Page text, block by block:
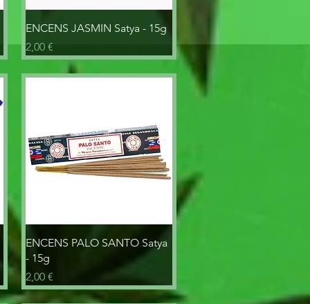
Aperçu rapide
ENCENS JASMIN Satya - 15g
Prix
2,00 €
Aperçu rapide
ENCENS PALO SANTO Satya
- 15g
Prix
2,00 €